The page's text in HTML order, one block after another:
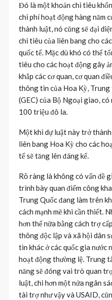
Đó là một khoản chi tiêu
chi phí hoạt động hàng năm
thành luật, nó cũng sẽ đại
chi tiêu của liên bang cho
quốc tế. Mặc dù khó có thể
tiêu cho các hoạt động gây
khắp các cơ quan, cơ quan
thông tin của Hoa Kỳ, Trung
(GEC) của Bộ Ngoại giao, có
100 triệu đô la.
Một khi dự luật này trở
liên bang Hoa Kỳ cho các
tế sẽ tăng lên đáng kể.
Rõ ràng là không có vấn đề
trình bày quan điểm công
Trung Quốc đang làm trên
cách mạnh mẽ khi cần thiết.
hơn thế nữa bằng cách trợ
thông độc lập và xã hội dân
tin khác ở các quốc gia nước
hoạt động thường lệ. Trung
năng sẽ đóng vai trò quan
luật, chi hơn một nửa ngân
tài trợ như vậy và USAID,